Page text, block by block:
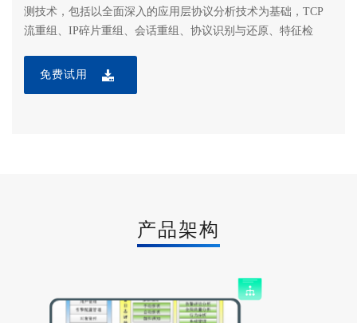
测技术，包括以全面深入的应用层协议分析技术为基础，TCP
流重组、IP碎片重组、会话重组、协议识别与还原、特征检
擎，通过综合采用标记检测、协议分析、后门检测、流量签
免费试用
产品架构